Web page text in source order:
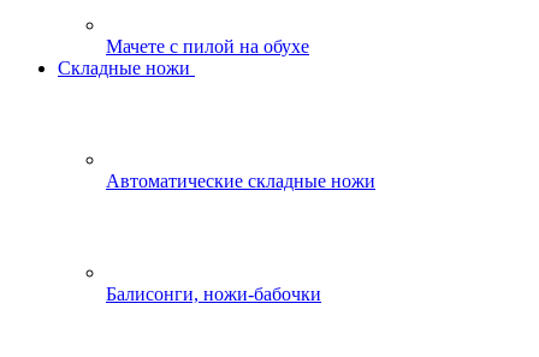
Мачете с пилой на обухе
Складные ножи
Автоматические складные ножи
Балисонги, ножи-бабочки